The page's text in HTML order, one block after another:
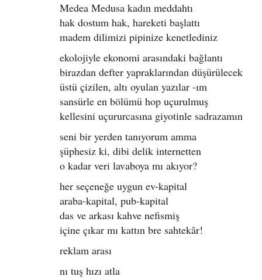
Medea Medusa kadın meddahtı
hak dostum hak, hareketi başlattı
madem dilimizi pipinize kenetlediniz
ekolojiyle ekonomi arasındaki bağlantı
birazdan defter yapraklarından düşürülecek
üstü çizilen, altı oyulan yazılar -ım
sansürle en bölümü hop uçurulmuş
kellesini uçururcasına giyotinle sadrazamın
seni bir yerden tanıyorum amma
şüphesiz ki, dibi delik internetten
o kadar veri lavaboya mı akıyor?
her seçeneğe uygun ev-kapital
araba-kapital, pub-kapital
das ve arkası kahve nefismiş
içine çıkar mı kattın bre sahtekâr!
reklam arası
nı tuş hızı atla